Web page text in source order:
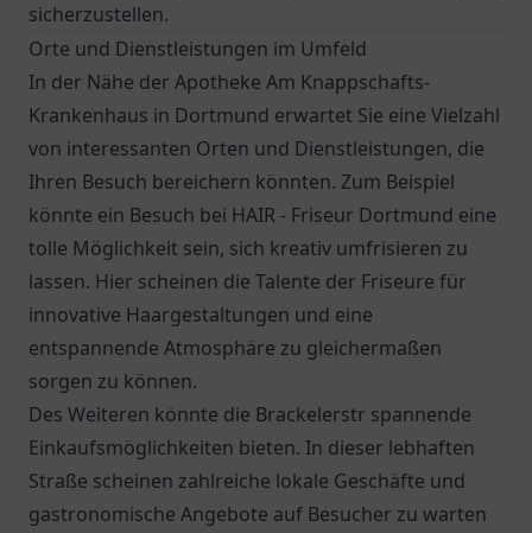
sicherzustellen.
Orte und Dienstleistungen im Umfeld
In der Nähe der Apotheke Am Knappschafts-
Krankenhaus in Dortmund erwartet Sie eine Vielzahl
von interessanten Orten und Dienstleistungen, die
Ihren Besuch bereichern könnten. Zum Beispiel
könnte ein Besuch bei HAIR - Friseur Dortmund eine
tolle Möglichkeit sein, sich kreativ umfrisieren zu
lassen. Hier scheinen die Talente der Friseure für
innovative Haargestaltungen und eine
entspannende Atmosphäre zu gleichermaßen
sorgen zu können.
Des Weiteren könnte die Brackelerstr spannende
Einkaufsmöglichkeiten bieten. In dieser lebhaften
Straße scheinen zahlreiche lokale Geschäfte und
gastronomische Angebote auf Besucher zu warten